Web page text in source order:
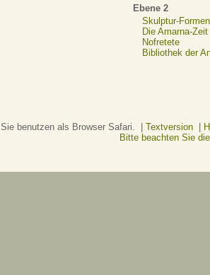
Ebene 2
Skulptur-Formen
Die Amarna-Zeit
Nofretete
Bibliothek der
Sie benutzen als Browser Safari. | Textversion|
Bitte beachten Sie